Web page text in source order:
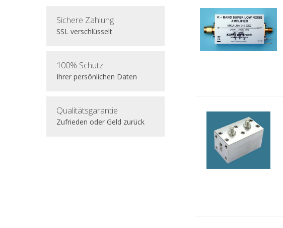
Sichere Zahlung
SSL verschlüsselt
100% Schutz
Ihrer persönlichen Daten
Qualitätsgarantie
Zufrieden oder Geld zurück